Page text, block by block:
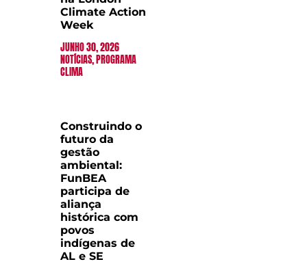
Climate Action
Week
JUNHO 30, 2026
NOTÍCIAS,PROGRAMA
CLIMA
Construindo o
futuro da
gestão
ambiental:
FunBEA
participa de
aliança
histórica com
povos
indígenas de
AL e SE